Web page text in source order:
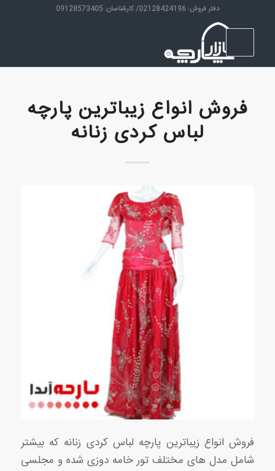
دفتر فروش: 02128424196/ کارشناسان: 09128573405
فروش انواع زیباترین پارچه
لباس کردی زنانه
فروش انواع زیباترین پارچه لباس کردی زنانه که بیشتر
شامل مدل های مختلف تور خامه دوزی شده و مجلسی